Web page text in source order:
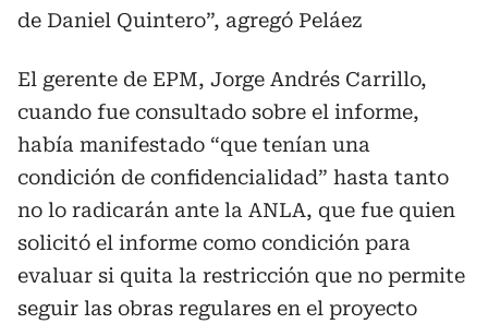
de Daniel Quintero”, agregó Peláez
El gerente de EPM, Jorge Andrés Carrillo,
cuando fue consultado sobre el informe,
había manifestado “que tenían una
condición de confidencialidad” hasta tanto
no lo radicarán ante la ANLA, que fue quien
solicitó el informe como condición para
evaluar si quita la restricción que no permite
seguir las obras regulares en el proyecto